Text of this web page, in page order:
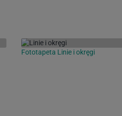
Fototapeta Linie i okręgi